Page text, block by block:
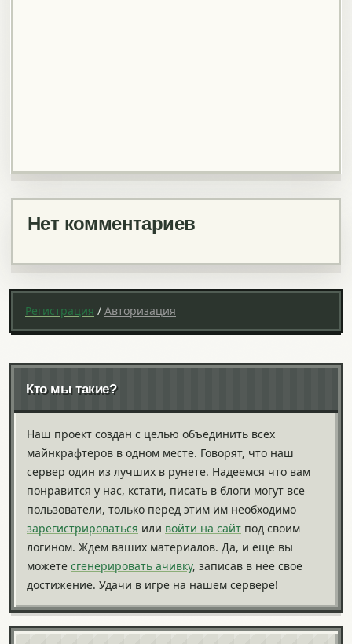
Нет комментариев
Регистрация / Авторизация
Кто мы такие?
Наш проект создан с целью объединить всех
майнкрафтеров в одном месте. Говорят, что наш
сервер один из лучших в рунете. Надеемся что вам
понравится у нас, кстати, писать в блоги могут все
пользователи, только перед этим им необходимо
зарегистрироваться или войти на сайт под своим
логином. Ждем ваших материалов. Да, и еще вы
можете сгенерировать ачивку, записав в нее свое
достижение. Удачи в игре на нашем сервере!